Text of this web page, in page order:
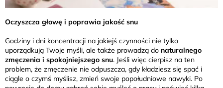
Oczyszcza głowę i poprawia jakość snu
Godziny i dni koncentracji na jakiejś czynności nie tylko
uporządkują Twoje myśli, ale także prowadzą do naturalnego
zmęczenia i spokojniejszego snu. Jeśli więc cierpisz na ten
problem, że zmęczenie nie odpuszcza, gdy kładziesz się spać i
ciągle o czymś myślisz, zmień swoje popołudniowe nawyki. Po